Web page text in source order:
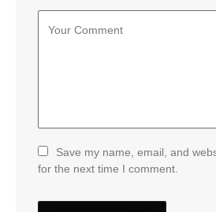
Save my name, email, and
for the next time I comment.